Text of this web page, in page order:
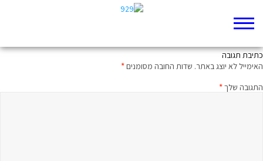
כתיבת תגובה
האימייל לא יוצג באתר. שדות החובה מסומנים*
התגובה שלך*